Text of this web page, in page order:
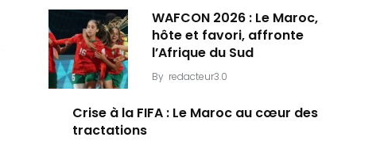
WAFCON 2026 : Le Maroc,
hôte et favori, affronte
l’Afrique du Sud
By redacteur3.0
Crise à la FIFA : Le Maroc au cœur des
tractations